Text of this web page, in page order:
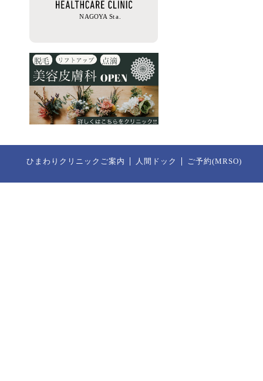
ひまわりクリニックご案内 人間ドック ご予約(MRSO)